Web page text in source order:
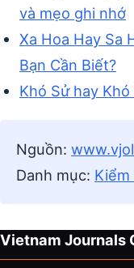
và mẹo ghi nhớ
Xa Hoa Hay Sa
Bạn Cần Biết?
Khó Sử hay
Nguồn:
Danh mục:
Vietnam Journals